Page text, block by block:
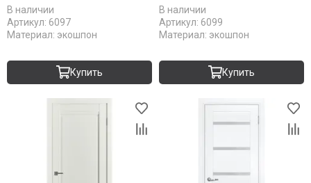
В наличии
Артикул: 6097
Материал: экошпон
Купить
В наличии
Артикул: 6099
Материал: экошпон
Купить